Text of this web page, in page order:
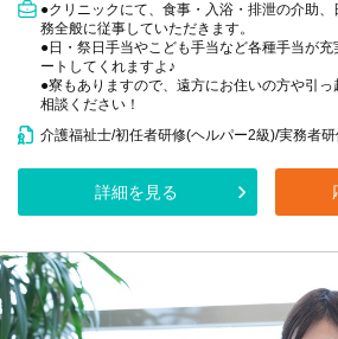
●クリニックにて、食事・入浴・排泄の介助
務全般に従事していただきます。
●日・祭日手当やこども手当など各種手当が
ートしてくれますよ♪
●寮もありますので、遠方にお住いの方や引
相談ください！
介護福祉士/初任者研修(ヘルパー2級)/実務者
詳細を見る